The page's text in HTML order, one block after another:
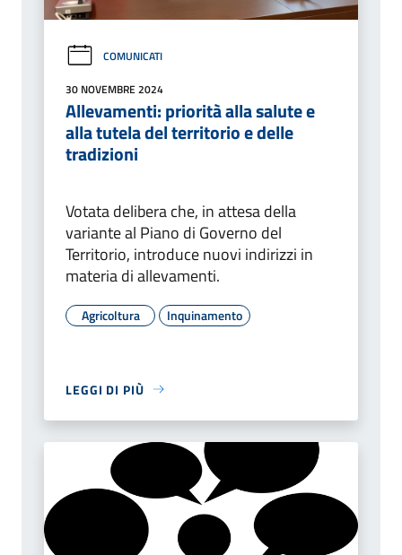
COMUNICATI
30 NOVEMBRE 2024
Allevamenti: priorità alla salute e
alla tutela del territorio e delle
tradizioni
Votata delibera che, in attesa della
variante al Piano di Governo del
Territorio, introduce nuovi indirizzi in
materia di allevamenti.
Agricoltura Inquinamento
LEGGI DI PIÙ